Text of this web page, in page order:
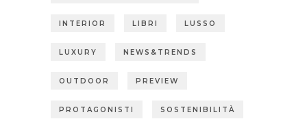
INTERIOR LIBRI LUSSO
LUXURY NEWS&TRENDS
OUTDOOR PREVIEW
PROTAGONISTI SOSTENIBILITÀ